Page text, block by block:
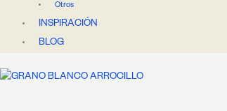
Otros
INSPIRACIÓN
BLOG